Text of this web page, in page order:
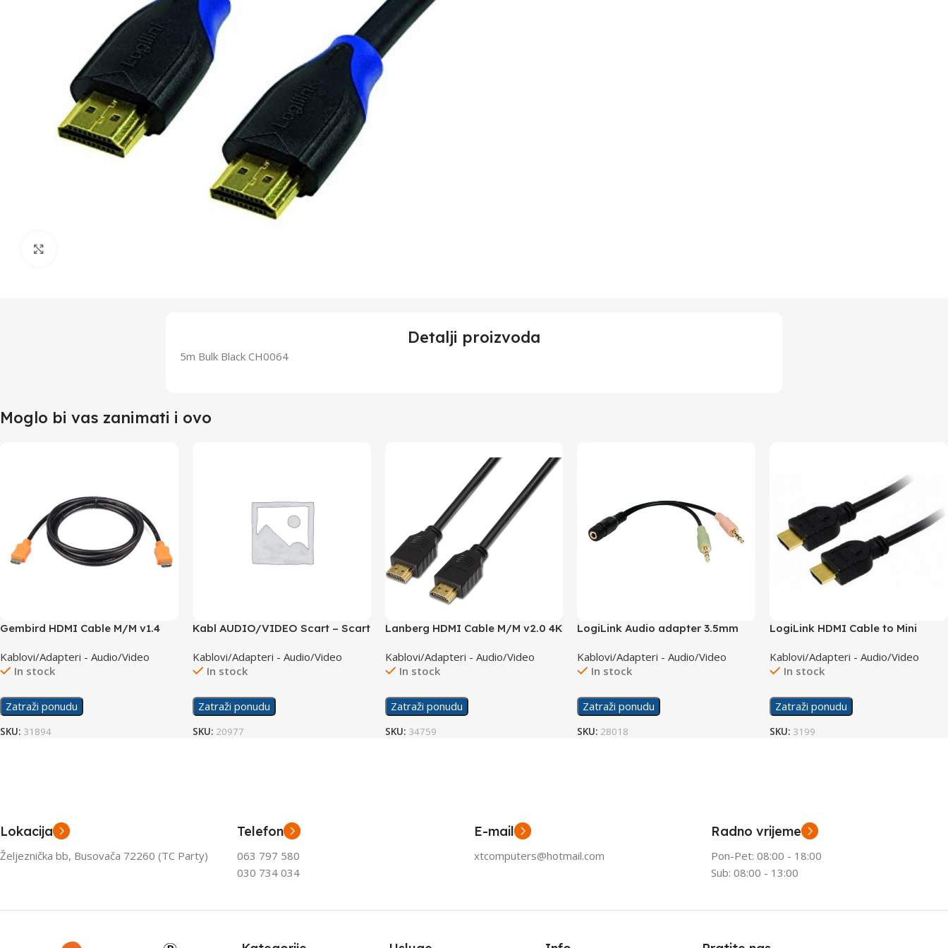
Detalji proizvoda
5m Bulk Black CH0064
Moglo bi vas zanimati i ovo
Gembird HDMI Cable M/M v1.4
Kablovi/Adapteri - Audio/Video
In stock
Zatraži ponudu
SKU: 31894
Kabl AUDIO/VIDEO Scart – Scart
Kablovi/Adapteri - Audio/Video
In stock
Zatraži ponudu
SKU: 20977
Lanberg HDMI Cable M/M v2.0 4K
Kablovi/Adapteri - Audio/Video
In stock
Zatraži ponudu
SKU: 34759
LogiLink Audio adapter 3.5mm
Kablovi/Adapteri - Audio/Video
In stock
Zatraži ponudu
SKU: 28018
LogiLink HDMI Cable to Mini
Kablovi/Adapteri - Audio/Video
In stock
Zatraži ponudu
SKU: 3199
Lokacija
Željeznička bb, Busovača 72260 (TC Party)
Telefon
063 797 580
030 734 034
E-mail
xtcomputers@hotmail.com
Radno vrijeme
Pon-Pet: 08:00 - 18:00
Sub: 08:00 - 13:00